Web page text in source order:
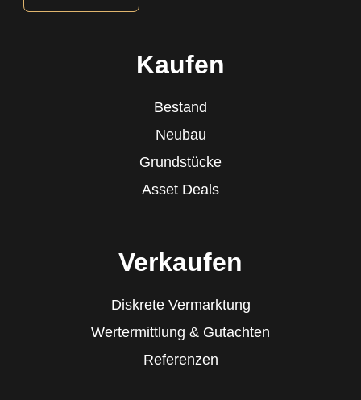
Kaufen
Bestand
Neubau
Grundstücke
Asset Deals
Verkaufen
Diskrete Vermarktung
Wertermittlung & Gutachten
Referenzen